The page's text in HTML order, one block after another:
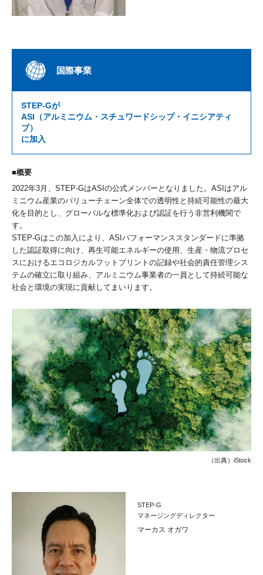
国際事業
STEP-Gが
ASI（アルミニウム・スチュワードシップ・イニシアティ
ブ）
に加入
概要
2022年3月、STEP-GはASIの公式メンバーとなりました。ASIはアル
ミニウム産業のバリューチェーン全体での透明性と持続可能性の最大
化を目的とし、グローバルな標準化および認証を行う非営利機関で
す。
STEP-Gはこの加入により、ASIパフォーマンススタンダードに準拠
した認証取得に向け、再生可能エネルギーの使用、生産・物流プロセ
スにおけるエコロジカルフットプリントの記録や社会的責任管理シス
テムの確立に取り組み、アルミニウム事業者の一員として持続可能な
社会と環境の実現に貢献してまいります。
（出典）iStock
STEP-G
マネージングディレクター
マーカス オガワ